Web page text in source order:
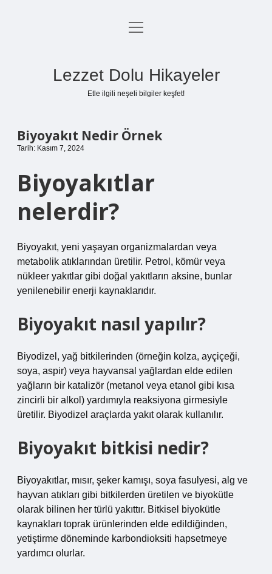
Anasayfa
menüyü
Lezzet Dolu Hikayeler
Etle ilgili neşeli bilgiler keşfet!
Biyoyakıt Nedir Örnek
Tarih: Kasım 7, 2024
Biyoyakıtlar
nelerdir?
Biyoyakıt, yeni yaşayan organizmalardan veya
metabolik atıklarından üretilir. Petrol, kömür veya
nükleer yakıtlar gibi doğal yakıtların aksine, bunlar
yenilenebilir enerji kaynaklarıdır.
Biyoyakıt nasıl yapılır?
Biyodizel, yağ bitkilerinden (örneğin kolza, ayçiçeği,
soya, aspir) veya hayvansal yağlardan elde edilen
yağların bir katalizör (metanol veya etanol gibi kısa
zincirli bir alkol) yardımıyla reaksiyona girmesiyle
üretilir. Biyodizel araçlarda yakıt olarak kullanılır.
Biyoyakıt bitkisi nedir?
Biyoyakıtlar, mısır, şeker kamışı, soya fasulyesi, alg ve
hayvan atıkları gibi bitkilerden üretilen ve biyokütle
olarak bilinen her türlü yakıttır. Bitkisel biyokütle
kaynakları toprak ürünlerinden elde edildiğinden,
yetiştirme döneminde karbondioksiti hapsetmeye
yardımcı olurlar.